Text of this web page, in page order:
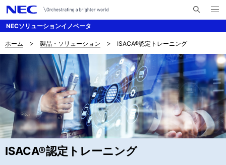
NECソリューションイノベータ
検
索
メ
ニ
く
ナ
ー
シ
ョ
ン
サ
ト
内
の
現
在
ホーム 製品・ソリューション ISACA®認定トレーニング
ISACA®認定トレーニング